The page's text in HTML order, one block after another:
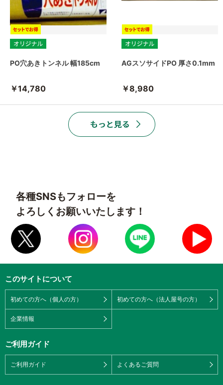
PO穴あきトンネル 幅185cm
￥14,780
AGスソサイドPO 厚さ0.1mm
￥8,980
各種SNSもフォローを
よろしくお願いいたします！
このサイトについて
初めての方へ（個人の方） 初めての方へ（法人屋号の方）
企業情報
ご利用ガイド
ご利用ガイド よくあるご質問